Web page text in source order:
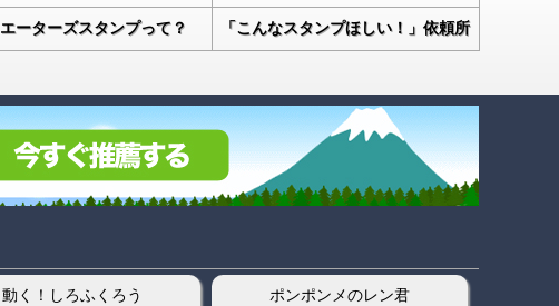
ーターズスタンプって？ 「こんなスタンプほしい！」依頼所
動く！しろふくろう ポンポンメのレン君